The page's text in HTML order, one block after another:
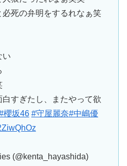
必死の弁明をするれなぁ笑
い
すぎたし、またやって欲
櫻坂46 #守屋麗奈#中嶋優
(@kenta_hayashida)